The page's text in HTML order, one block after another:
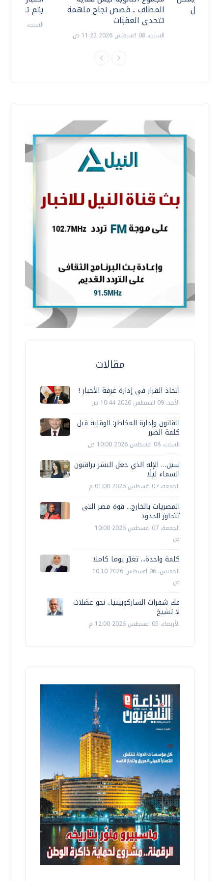
يتم
السبت، 18 يوليو 2026 09:22 ص
المطاف .. قصص نجاح ملهمة
تتحدى العقبات
السبت، 08 اغسطس 2026 11:22 ص
نتعامل
مقالات
اتخاذ القرار في إدارة غرفة الأخبار !
الأحد، 09 اغسطس 2026 10:44 ص
القانون وإدارة المخاطر: الوقاية قبل
كلفة الضرر
السبت، 08 اغسطس 2026 10:00 ص
سين… الإله الذي جعل البشر يراقبون
السماء ليلًا
الجمعة، 07 اغسطس 2026 01:00 م
المصريات بالخارج... قوة مصر التي
تتجاوز الحدود
الجمعة، 07 اغسطس 2026 10:00
ص
كلمة واحدة... تغيّر يوما كاملا
الخميس، 06 اغسطس 2026 10:10
ص
فك شفرات الساركوبينيا.. نحو عضلات
لا تشيخ
الأربعاء، 05 اغسطس 2026 12:00 م